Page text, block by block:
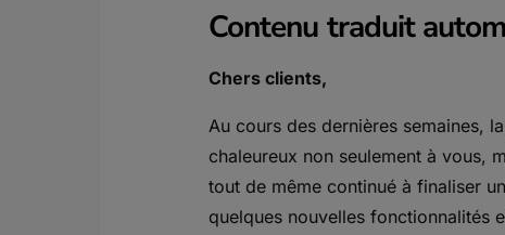
Contenu traduit
Chers clients,
Au cours des dernières semaines,
chaleureux non seulement à vous,
tout de même continué à finaliser
quelques nouvelles fonctionnalités